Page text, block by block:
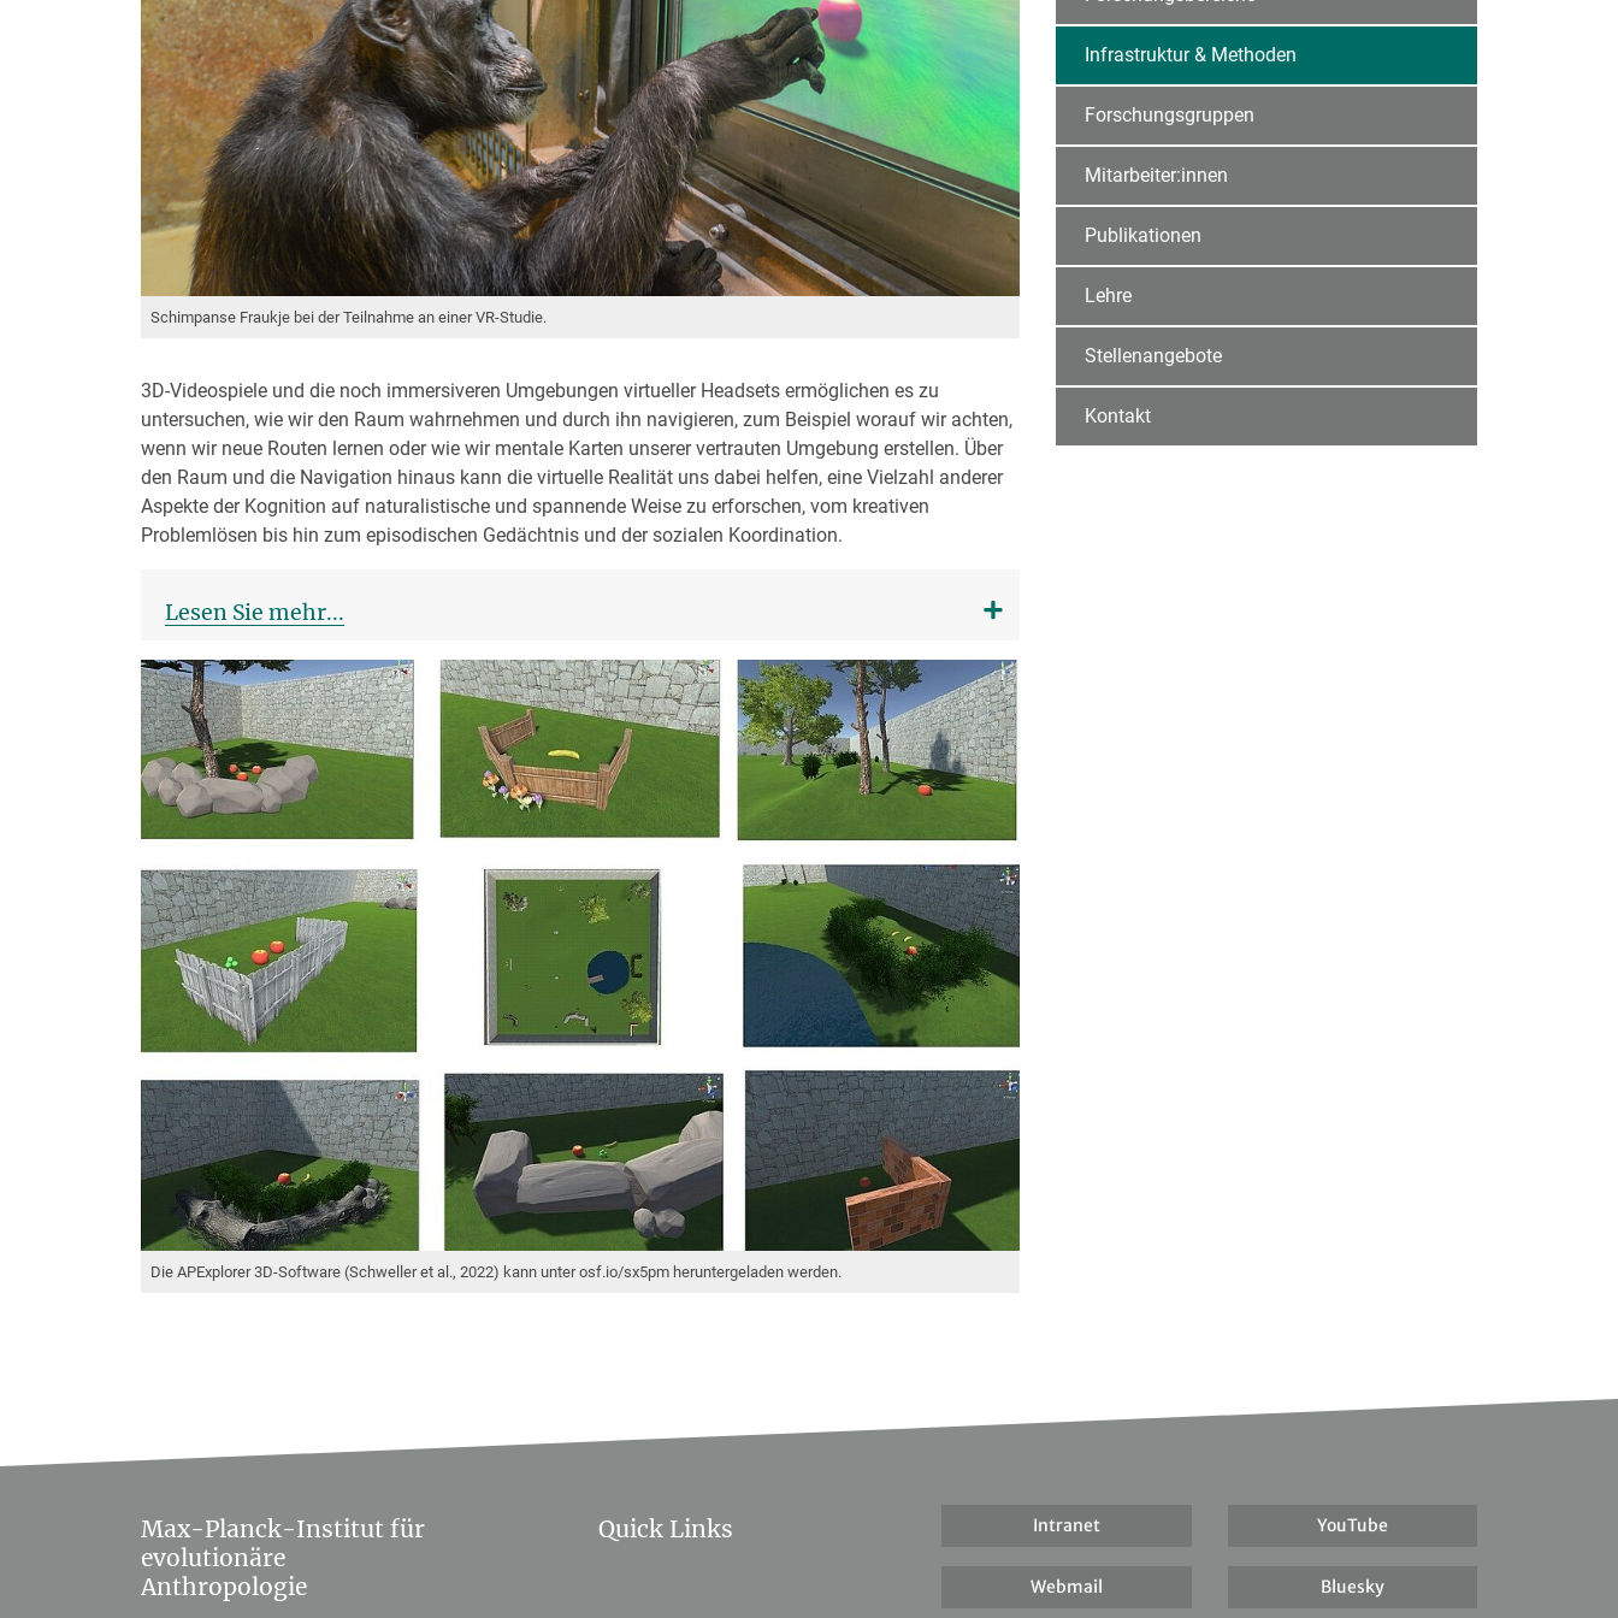
Schimpanse Fraukje bei der Teilnahme an einer VR-Studie.
3D-Videospiele und die noch immersiveren Umgebungen virtueller Headsets ermöglichen es zu
untersuchen, wie wir den Raum wahrnehmen und durch ihn navigieren, zum Beispiel worauf wir achten,
wenn wir neue Routen lernen oder wie wir mentale Karten unserer vertrauten Umgebung erstellen. Über
den Raum und die Navigation hinaus kann die virtuelle Realität uns dabei helfen, eine Vielzahl anderer
Aspekte der Kognition auf naturalistische und spannende Weise zu erforschen, vom kreativen
Problemlösen bis hin zum episodischen Gedächtnis und der sozialen Koordination.
Lesen Sie mehr...
Die APExplorer 3D-Software (Schweller et al., 2022) kann unter osf.io/sx5pm heruntergeladen werden.
Infrastruktur & Methoden
Forschungsgruppen
Mitarbeiter:innen
Publikationen
Lehre
Stellenangebote
Kontakt
Max-Planck-Institut für
evolutionäre
Anthropologie
Quick Links Intranet
Webmail
YouTube
Bluesky